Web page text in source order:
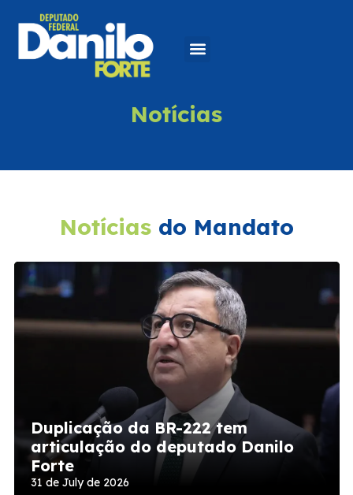
Notícias
Notíciasdo Mandato
Duplicação da BR-222 tem
articulação do deputado Danilo
Forte
31 de July de 2026
Halleluya consolida presença no
calendário turístico nacional